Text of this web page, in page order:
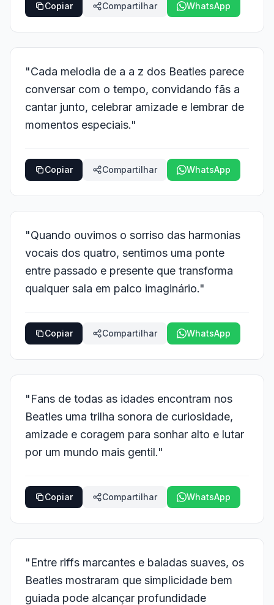
Copiar Compartilhar WhatsApp
"Cada melodia de a a z dos Beatles parece
conversar com o tempo, convidando fãs a
cantar junto, celebrar amizade e lembrar de
momentos especiais."
Copiar Compartilhar WhatsApp
"Quando ouvimos o sorriso das harmonias
vocais dos quatro, sentimos uma ponte
entre passado e presente que transforma
qualquer sala em palco imaginário."
Copiar Compartilhar WhatsApp
"Fans de todas as idades encontram nos
Beatles uma trilha sonora de curiosidade,
amizade e coragem para sonhar alto e lutar
por um mundo mais gentil."
Copiar Compartilhar WhatsApp
"Entre riffs marcantes e baladas suaves, os
Beatles mostraram que simplicidade bem
guiada pode alcançar profundidade